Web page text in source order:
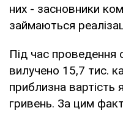
них - засновники
займаються
Під час проведення
вилучено 15,7 тис.
приблизна вартість
гривень. За цим